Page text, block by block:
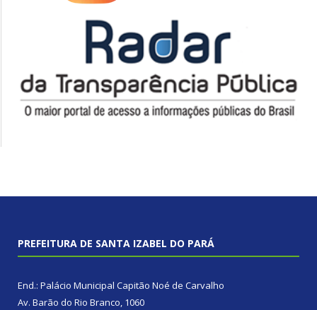
PREFEITURA DE SANTA IZABEL DO PARÁ
End.: Palácio Municipal Capitão Noé de Carvalho
Av. Barão do Rio Branco, 1060